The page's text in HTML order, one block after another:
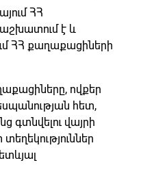
ՀՀ
աշխատում է և
ՀՀ քաղաքացիների
ովքեր
հետ,
գտնվելու վայրի